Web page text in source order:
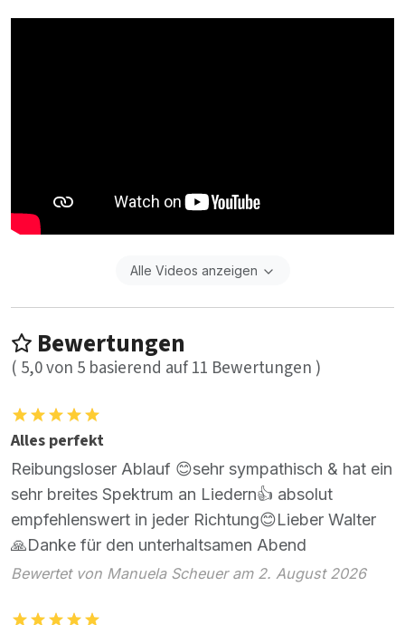
Alle Videos anzeigen
Bewertungen
( 5,0von 5 basierend auf11 Bewertungen )
Alles perfekt
Reibungsloser Ablauf 😊sehr sympathisch & hat ein
sehr breites Spektrum an Liedern👍 absolut
empfehlenswert in jeder Richtung😊Lieber Walter
🙏Danke für den unterhaltsamen Abend
Bewertet von Manuela Scheuer am 2. August 2026